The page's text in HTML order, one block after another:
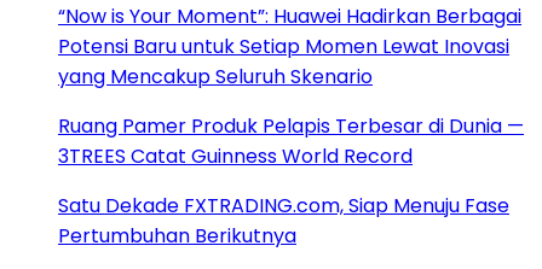
“Now is Your Moment”: Huawei Hadirkan Berbagai
Potensi Baru untuk Setiap Momen Lewat Inovasi
yang Mencakup Seluruh Skenario
Ruang Pamer Produk Pelapis Terbesar di Dunia —
3TREES Catat Guinness World Record
Satu Dekade FXTRADING.com, Siap Menuju Fase
Pertumbuhan Berikutnya